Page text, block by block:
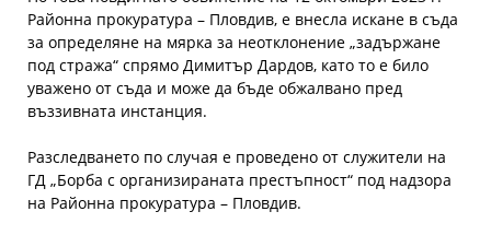
Районна прокуратура – Пловдив, е внесла искане в съда
за определяне на мярка за неотклонение „задържане
под стража“ спрямо Димитър Дардов, като то е било
уважено от съда и може да бъде обжалвано пред
въззивната инстанция.
Разследването по случая е проведено от служители на
ГД „Борба с организираната престъпност“ под надзора
на Районна прокуратура – Пловдив.